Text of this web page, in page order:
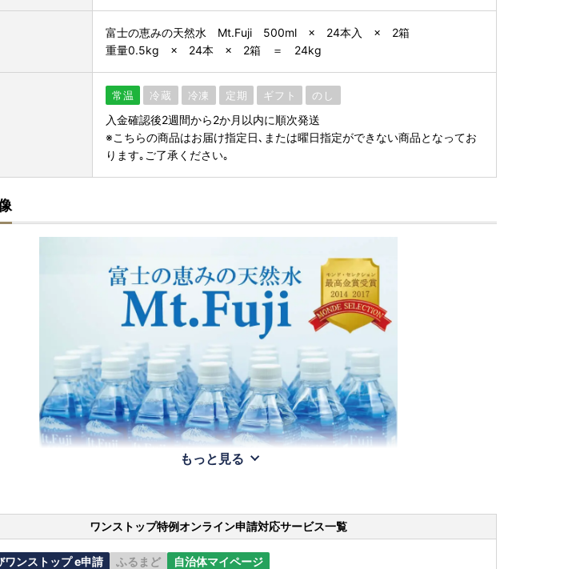
富士の恵みの天然水 Mt.Fuji 500ml × 24本入 × 2箱
重量0.5kg × 24本 × 2箱 ＝ 24kg
常温 冷蔵 冷凍 定期 ギフト のし
入金確認後2週間から2か月以内に順次発送
※こちらの商品はお届け指定日､または曜日指定ができない商品となってお
ります｡ご了承ください｡
もっと見る
ワンストップ特例オンライン申請対応サービス一覧
ワンストップ e申請 ふるまど 自治体マイページ